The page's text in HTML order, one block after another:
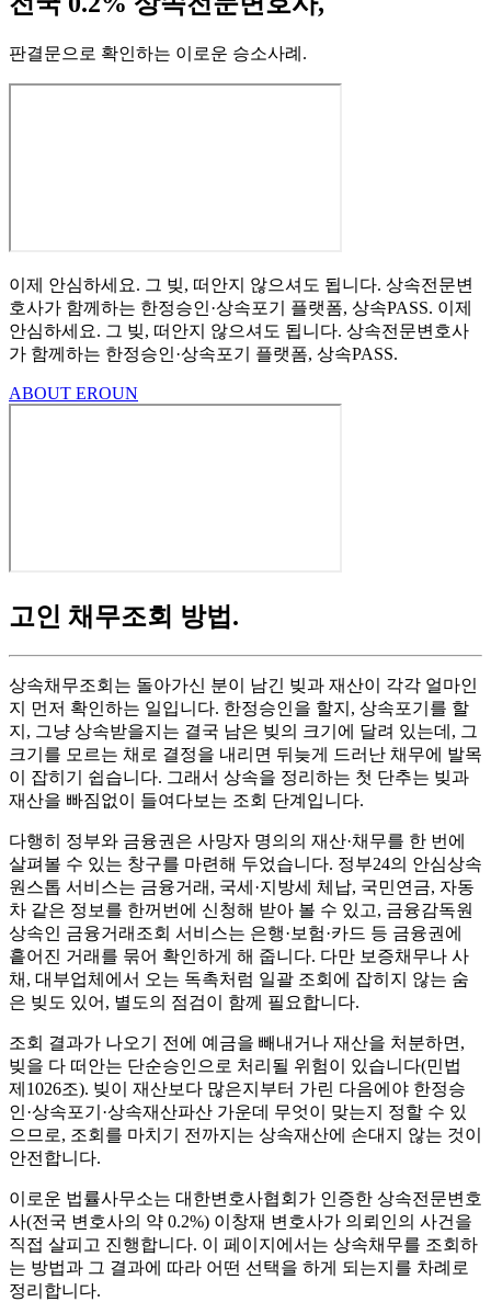
판결문으로 확인하는 이로운 승소사례 .
이제 안심하세요. 그 빚, 떠안지 않으셔도 됩니다. 상속전문변
호사가 함께하는 한정승인·상속포기 플랫폼, 상속PASS. 이제
안심하세요. 그 빚, 떠안지 않으셔도 됩니다. 상속전문변호사
가 함께하는 한정승인·상속포기 플랫폼, 상속PASS.
ABOUT EROUN
고인 채무조회 방법 .
상속채무조회는 돌아가신 분이 남긴 빚과 재산이 각각 얼마인
지 먼저 확인하는 일입니다. 한정승인을 할지, 상속포기를 할
지, 그냥 상속받을지는 결국 남은 빚의 크기에 달려 있는데, 그
크기를 모르는 채로 결정을 내리면 뒤늦게 드러난 채무에 발목
이 잡히기 쉽습니다. 그래서 상속을 정리하는 첫 단추는 빚과
재산을 빠짐없이 들여다보는 조회 단계입니다.
다행히 정부와 금융권은 사망자 명의의 재산·채무를 한 번에
살펴볼 수 있는 창구를 마련해 두었습니다. 정부24의 안심상속
원스톱 서비스는 금융거래, 국세·지방세 체납, 국민연금, 자동
차 같은 정보를 한꺼번에 신청해 받아 볼 수 있고, 금융감독원
상속인 금융거래조회 서비스는 은행·보험·카드 등 금융권에
흩어진 거래를 묶어 확인하게 해 줍니다. 다만 보증채무나 사
채, 대부업체에서 오는 독촉처럼 일괄 조회에 잡히지 않는 숨
은 빚도 있어, 별도의 점검이 함께 필요합니다.
조회 결과가 나오기 전에 예금을 빼내거나 재산을 처분하면,
빚을 다 떠안는 단순승인으로 처리될 위험이 있습니다(민법
제1026조). 빚이 재산보다 많은지부터 가린 다음에야 한정승
인·상속포기·상속재산파산 가운데 무엇이 맞는지 정할 수 있
으므로, 조회를 마치기 전까지는 상속재산에 손대지 않는 것이
안전합니다.
이로운 법률사무소는 대한변호사협회가 인증한 상속전문변호
사(전국 변호사의 약 0.2%) 이창재 변호사가 의뢰인의 사건을
직접 살피고 진행합니다. 이 페이지에서는 상속채무를 조회하
는 방법과 그 결과에 따라 어떤 선택을 하게 되는지를 차례로
정리합니다.